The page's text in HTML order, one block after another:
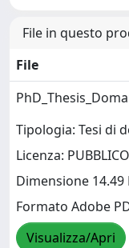
File in questo
File
Tipologia: Tesi di
Licenza:
Dimensione 14.49
Formato Adobe
Visualizza/Apri